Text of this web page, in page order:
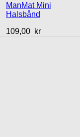
ManMat Mini
Halsbånd
109,00 kr